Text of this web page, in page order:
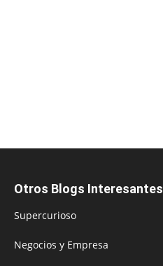
Otros Blogs Interesantes
Supercurioso
Negocios y Empresa